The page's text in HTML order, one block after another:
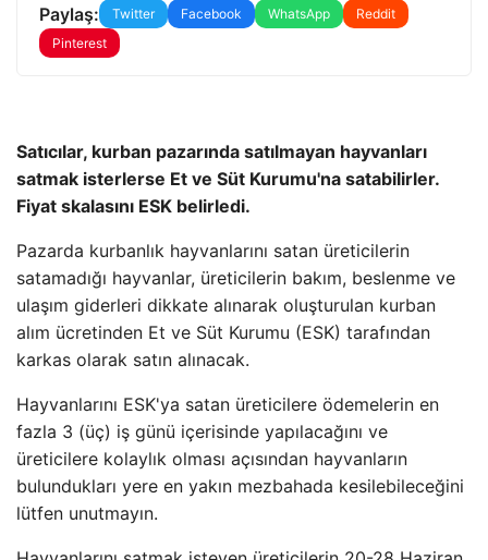
Paylaş: Twitter Facebook WhatsApp
Reddit
Pinterest
Satıcılar, kurban pazarında satılmayan hayvanları
satmak isterlerse Et ve Süt Kurumu'na satabilirler.
Fiyat skalasını ESK belirledi.
Pazarda kurbanlık hayvanlarını satan üreticilerin
satamadığı hayvanlar, üreticilerin bakım, beslenme ve
ulaşım giderleri dikkate alınarak oluşturulan kurban
alım ücretinden Et ve Süt Kurumu (ESK) tarafından
karkas olarak satın alınacak.
Hayvanlarını ESK'ya satan üreticilere ödemelerin en
fazla 3 (üç) iş günü içerisinde yapılacağını ve
üreticilere kolaylık olması açısından hayvanların
bulundukları yere en yakın mezbahada kesilebileceğini
lütfen unutmayın.